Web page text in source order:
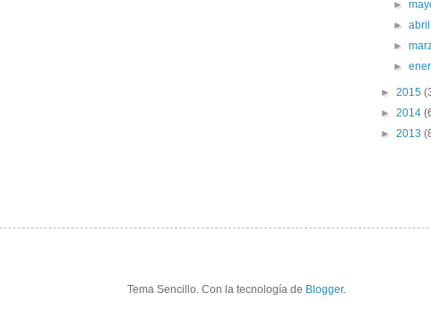
►
►
►
►
► 2015
► 2014
► 2013
Tema Sencillo. Con la tecnología de Blogger.